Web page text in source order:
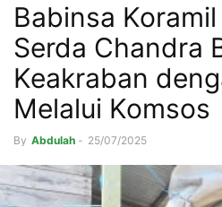
Babinsa
Serda Chandra
Keakraban
Melalui Komsos
By Abdulah - 25/07/2025